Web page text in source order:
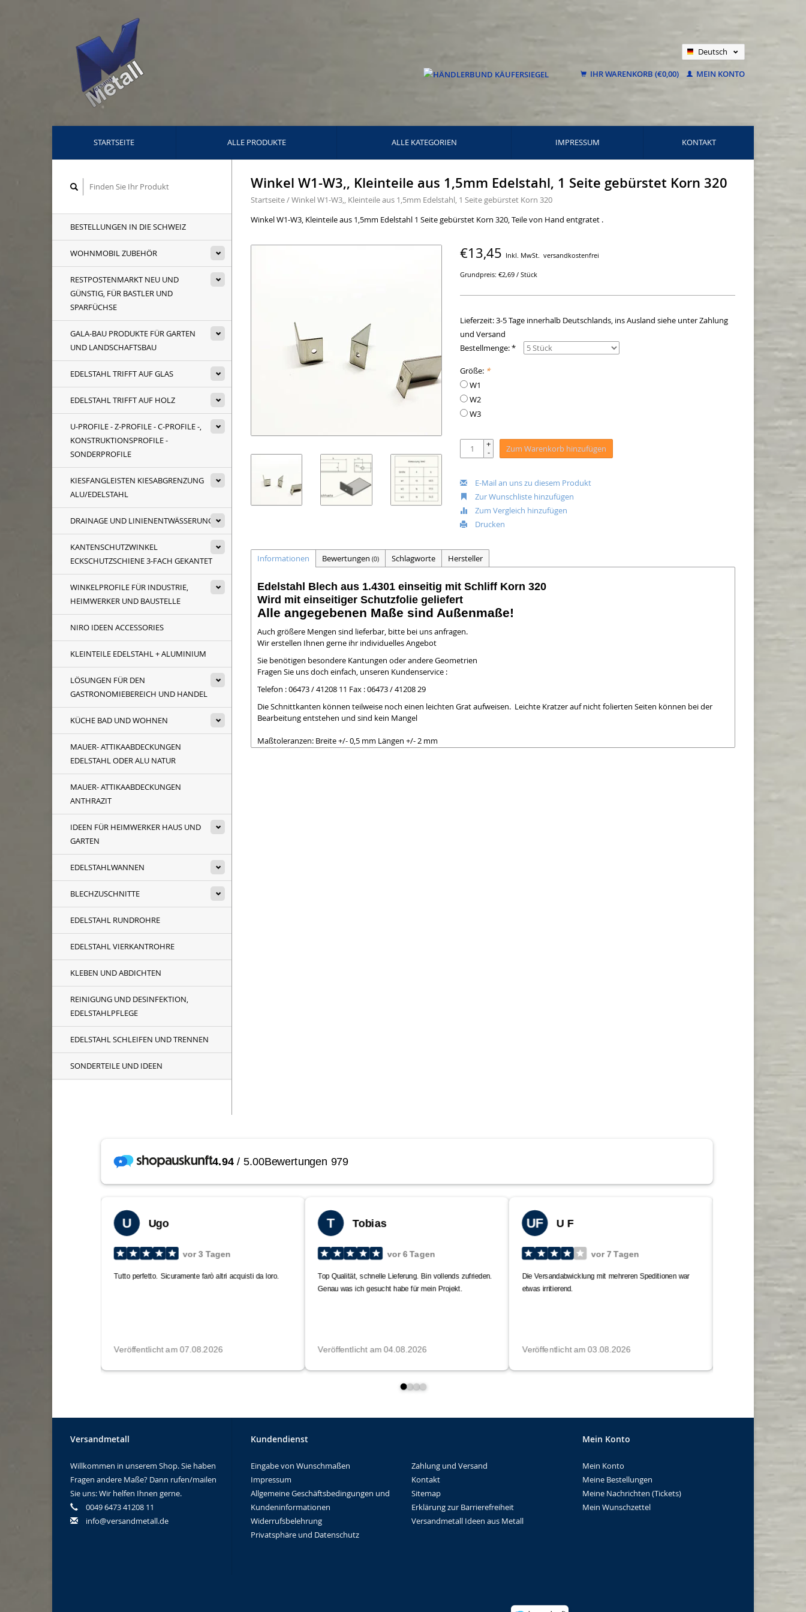
Deutsch
Français
IHR WARENKORB (€0,00) MEIN KONTO
STARTSEITE ALLE PRODUKTE ALLE KATEGORIEN IMPRESSUM KONTAKT
BESTELLUNGEN IN DIE SCHWEIZ
WOHNMOBIL ZUBEHÖR
RESTPOSTENMARKT NEU UND
GÜNSTIG, FÜR BASTLER UND
SPARFÜCHSE
GALA-BAU PRODUKTE FÜR GARTEN
UND LANDSCHAFTSBAU
EDELSTAHL TRIFFT AUF GLAS
EDELSTAHL TRIFFT AUF HOLZ
U-PROFILE - Z-PROFILE - C-PROFILE -,
KONSTRUKTIONSPROFILE -
SONDERPROFILE
KIESFANGLEISTEN KIESABGRENZUNG
ALU/EDELSTAHL
DRAINAGE UND LINIENENTWÄSSERUNG
KANTENSCHUTZWINKEL
ECKSCHUTZSCHIENE 3-FACH GEKANTET
WINKELPROFILE FÜR INDUSTRIE,
HEIMWERKER UND BAUSTELLE
NIRO IDEEN ACCESSORIES
KLEINTEILE EDELSTAHL + ALUMINIUM
LÖSUNGEN FÜR DEN
GASTRONOMIEBEREICH UND HANDEL
KÜCHE BAD UND WOHNEN
MAUER- ATTIKAABDECKUNGEN
EDELSTAHL ODER ALU NATUR
MAUER- ATTIKAABDECKUNGEN
ANTHRAZIT
IDEEN FÜR HEIMWERKER HAUS UND
GARTEN
EDELSTAHLWANNEN
BLECHZUSCHNITTE
EDELSTAHL RUNDROHRE
EDELSTAHL VIERKANTROHRE
KLEBEN UND ABDICHTEN
REINIGUNG UND DESINFEKTION,
EDELSTAHLPFLEGE
EDELSTAHL SCHLEIFEN UND TRENNEN
SONDERTEILE UND IDEEN
Winkel W1-W3,, Kleinteile aus 1,5mm Edelstahl, 1 Seite gebürstet Korn 320
Startseite/Winkel W1-W3,, Kleinteile aus 1,5mm Edelstahl, 1 Seite gebürstet Korn 320
Winkel W1-W3, Kleinteile aus 1,5mm Edelstahl 1 Seite gebürstet Korn 320, Teile von Hand entgratet .
€13,45 Inkl. MwSt. versandkostenfrei
Grundpreis: €2,69 / Stück
Lieferzeit: 3-5 Tage innerhalb Deutschlands, ins Ausland siehe unter Zahlung
und Versand
Bestellmenge: *
Größe: *
W1
W2
W3
+
- Zum Warenkorb hinzufügen
E-Mail an uns zu diesem Produkt
Zur Wunschliste hinzufügen
Zum Vergleich hinzufügen
Drucken
Informationen Bewertungen (0) Schlagworte Hersteller
Edelstahl Blech aus 1.4301 einseitig mit Schliff Korn 320
Wird mit einseitiger Schutzfolie geliefert
Alle angegebenen Maße sind Außenmaße!
Auch größere Mengen sind lieferbar, bitte bei uns anfragen.
Wir erstellen Ihnen gerne ihr individuelles Angebot
Sie benötigen besondere Kantungen oder andere Geometrien
Fragen Sie uns doch einfach, unseren Kundenservice :
Telefon : 06473 / 41208 11 Fax : 06473 / 41208 29
Die Schnittkanten können teilweise noch einen leichten Grat aufweisen. Leichte Kratzer auf nicht folierten Seiten können bei der
Bearbeitung entstehen und sind kein Mangel
Maßtoleranzen: Breite +/- 0,5 mm Längen +/- 2 mm
Versandmetall
Willkommen in unserem Shop. Sie haben
Fragen andere Maße? Dann rufen/mailen
Sie uns: Wir helfen Ihnen gerne.
0049 6473 41208 11
info@versandmetall.de
Kundendienst
Eingabe von Wunschmaßen
Impressum
Allgemeine Geschäftsbedingungen und
Kundeninformationen
Widerrufsbelehrung
Privatsphäre und Datenschutz
Zahlung und Versand
Kontakt
Sitemap
Erklärung zur Barrierefreiheit
Versandmetall Ideen aus Metall
Mein Konto
Mein Konto
Meine Bestellungen
Meine Nachrichten (Tickets)
Mein Wunschzettel